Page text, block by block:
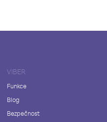
VIBER
Funkce
Blog
Bezpečnost